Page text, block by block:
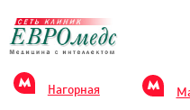
Нагорная